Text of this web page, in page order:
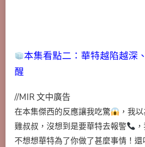
本集看點二：華特越陷越深
醒
//MIR 文中廣告
在本集傑西的反應讓我吃驚
，我
雞叔叔，沒想到是要華特去報警
不想想華特為了你做了甚麼事情！